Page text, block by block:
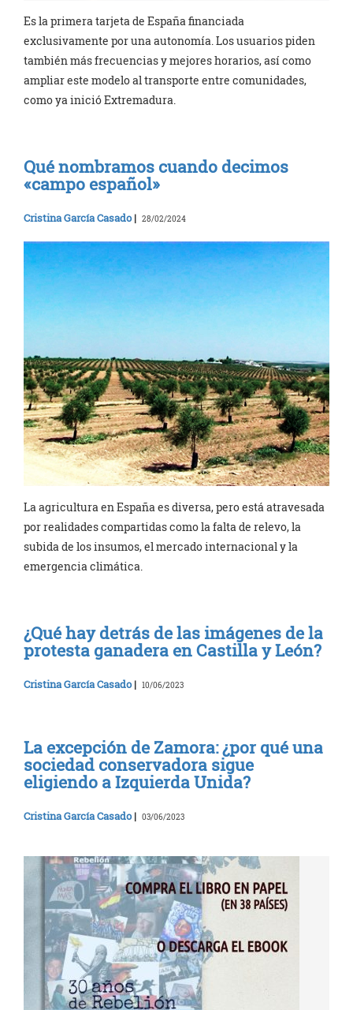
Es la primera tarjeta de España financiada
exclusivamente por una autonomía. Los usuarios piden
también más frecuencias y mejores horarios, así como
ampliar este modelo al transporte entre comunidades,
como ya inició Extremadura.
Qué nombramos cuando decimos
«campo español»
Cristina García Casado| 28/02/2024
La agricultura en España es diversa, pero está atravesada
por realidades compartidas como la falta de relevo, la
subida de los insumos, el mercado internacional y la
emergencia climática.
¿Qué hay detrás de las imágenes de la
protesta ganadera en Castilla y León?
Cristina García Casado| 10/06/2023
La excepción de Zamora: ¿por qué una
sociedad conservadora sigue
eligiendo a Izquierda Unida?
Cristina García Casado| 03/06/2023